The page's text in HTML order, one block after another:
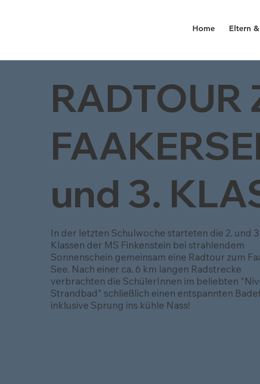
Home Eltern
RADTOUR
und 3.
In der letzten Schulwoche starteten die 2. und 3.
Klassen der MS Finkenstein bei strahlendem
Sonnenschein gemeinsam eine Radtour zum
See. Nach einer ca. 6 km langen Radstrecke
verbrachten die SchülerInnen im beliebten
Strandbad" schließlich einen entspannten
inklusive Sprung ins kühle Nass!